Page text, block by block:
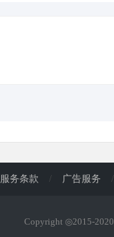
服务条款 / 广告服务 /
Copyright ◎2015-